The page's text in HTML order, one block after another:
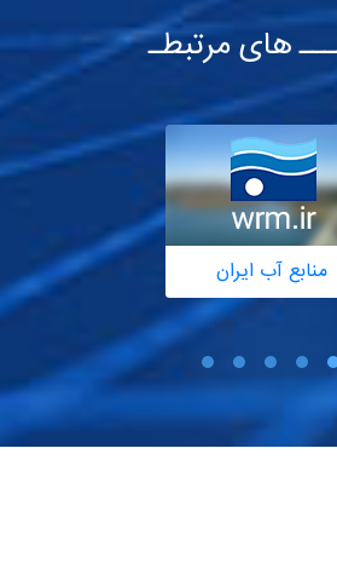
های مرتبطـ
منابع آب ایران